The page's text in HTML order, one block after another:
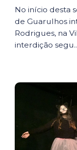
No início desta
de Guarulhos
Rodrigues, na
interdição